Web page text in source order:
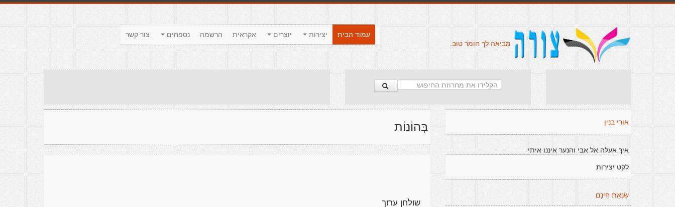
צור קשר נספחים הרשמה אקראית יוצרים יצירות
עמוד הבית
מביאה לך חומר טוב.
בְּהוֹנוֹת
שולחן ערוך
אורי בנין
איך אעלה אל אבי והנער איננו איתי
לקט יצירות
שִׂנְאַת חִינָם